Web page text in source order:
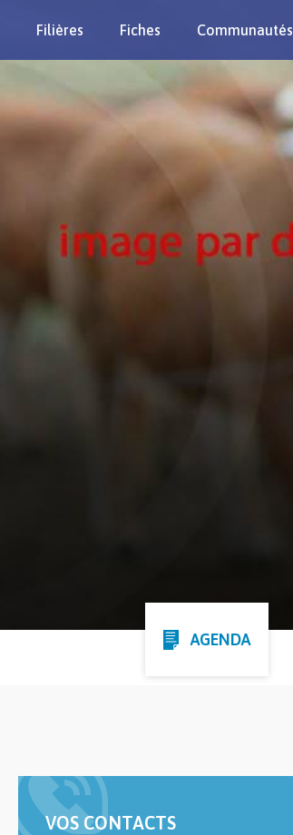
Filières Fiches Communautés
AGENDA
VOS CONTACTS